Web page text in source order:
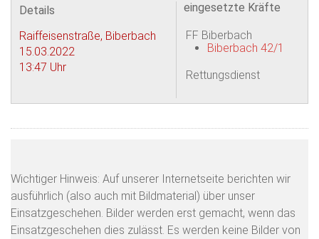
Details
Raiffeisenstraße, Biberbach
15.03.2022
13:47 Uhr
eingesetzte Kräfte
FF Biberbach
Biberbach 42/1
Rettungsdienst
Wichtiger Hinweis: Auf unserer Internetseite berichten wir
ausführlich (also auch mit Bildmaterial) über unser
Einsatzgeschehen. Bilder werden erst gemacht, wenn das
Einsatzgeschehen dies zulässt. Es werden keine Bilder von